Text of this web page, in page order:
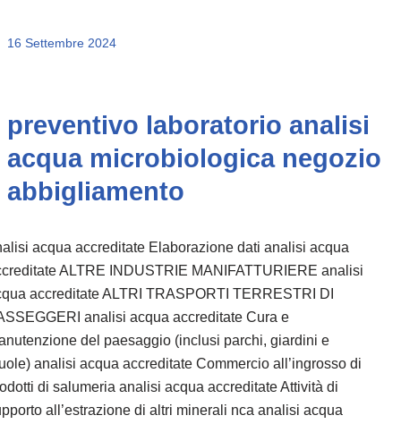
16 Settembre 2024
preventivo laboratorio analisi
acqua microbiologica negozio
abbigliamento
acqua accreditate Elaborazione dati analisi acqua
ALTRE INDUSTRIE MANIFATTURIERE analisi
accreditate ALTRI TRASPORTI TERRESTRI DI
analisi acqua accreditate Cura e
del paesaggio (inclusi parchi, giardini e
analisi acqua accreditate Commercio all’ingrosso di
di salumeria analisi acqua accreditate Attività di
all’estrazione di altri minerali nca analisi acqua